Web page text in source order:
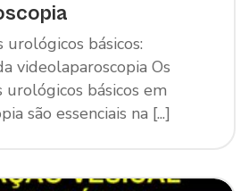
básicos:
videolaparoscopia Os
básicos em
são essenciais na [...]